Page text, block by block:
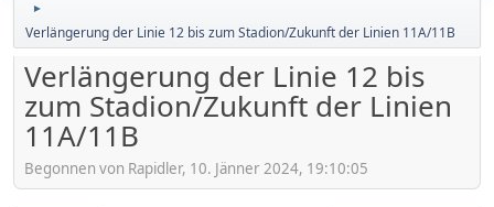
►
Verlängerung der Linie 12 bis zum Stadion/Zukunft der Linien 11A/11B
Verlängerung der Linie 12 bis
zum Stadion/Zukunft der Linien
11A/11B
Begonnen von Rapidler, 10. Jänner 2024, 19:10:05